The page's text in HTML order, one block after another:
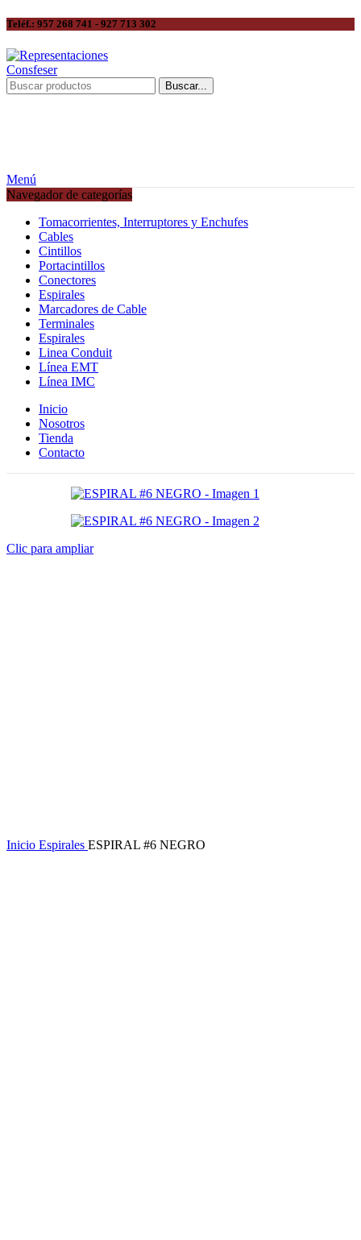
Teléf.: 957 268 741 - 927 713 302
Buscar...
Menú
Navegador de categorías
Tomacorrientes, Interruptores y Enchufes
Cables
Cintillos
Portacintillos
Conectores
Espirales
Marcadores de Cable
Terminales
Espirales
Linea Conduit
Línea EMT
Línea IMC
Inicio
Nosotros
Tienda
Contacto
Clic para ampliar
Inicio Espirales ESPIRAL #6 NEGRO